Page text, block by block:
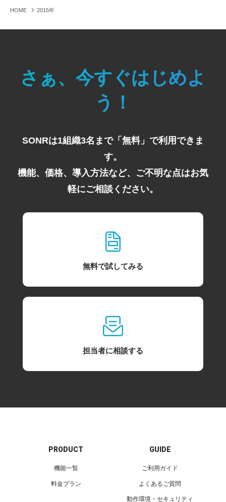
HOME 2015年
さぁ、今すぐはじめよ
う！
SONRは1組織3名まで「無料」で利用できま
す。
機能、価格、導入方法など、ご不明な点はお気
軽にご相談ください。
無料で試してみる
担当者に相談する
PRODUCT
機能一覧
料金プラン
GUIDE
ご利用ガイド
よくあるご質問
動作環境・セキュリティ